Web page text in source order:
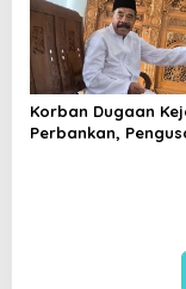
Korban Dugaan
Perbankan,